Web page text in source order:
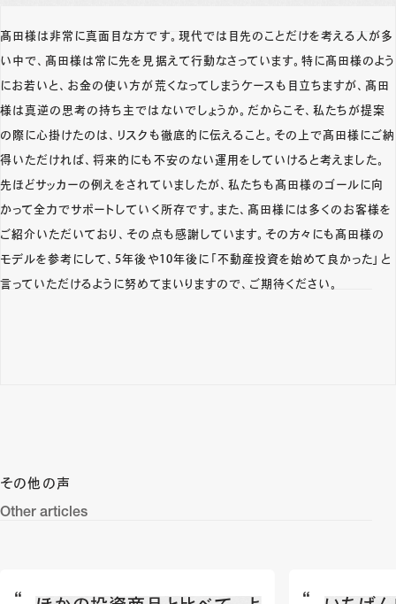
髙田様は非常に真面目な方です。現代では目先のことだけを考える人が多
い中で、髙田様は常に先を見据えて行動なさっています。特に髙田様のよう
にお若いと、お金の使い方が荒くなってしまうケースも目立ちますが、髙田
様は真逆の思考の持ち主ではないでしょうか。だからこそ、私たちが提案
の際に心掛けたのは、リスクも徹底的に伝えること。その上で髙田様にご納
得いただければ、将来的にも不安のない運用をしていけると考えました。
先ほどサッカーの例えをされていましたが、私たちも髙田様のゴールに向
かって全力でサポートしていく所存です。また、髙田様には多くのお客様を
ご紹介いただいており、その点も感謝しています。その方々にも髙田様の
モデルを参考にして、5年後や10年後に「不動産投資を始めて良かった」と
言っていただけるように努めてまいりますので、ご期待ください。
その他の声
Other articles